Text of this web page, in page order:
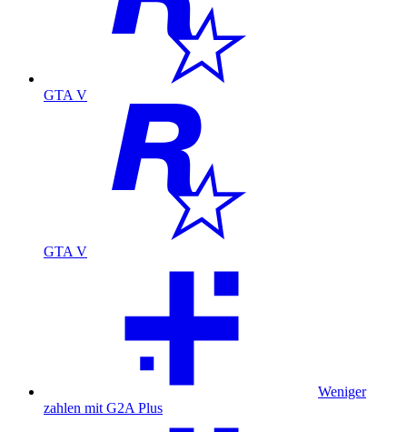
GTA V
GTA V
Weniger
zahlen mit G2A Plus